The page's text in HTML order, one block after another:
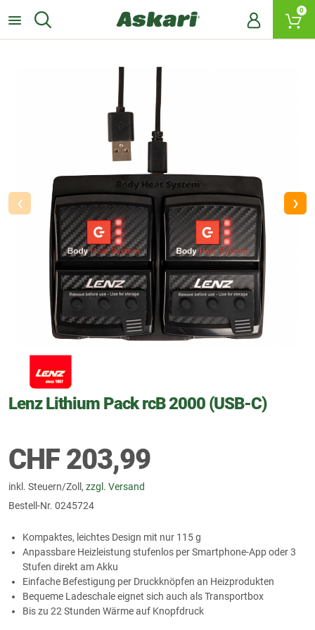
0
‹ ›
Lenz Lithium Pack rcB 2000 (USB-C)
CHF203,99
inkl. Steuern/Zoll, zzgl. Versand
Bestell-Nr. 0245724
Kompaktes, leichtes Design mit nur 115 g
Anpassbare Heizleistung stufenlos per Smartphone-App oder 3
Stufen direkt am Akku
Einfache Befestigung per Druckknöpfen an Heizprodukten
Bequeme Ladeschale eignet sich auch als Transportbox
Bis zu 22 Stunden Wärme auf Knopfdruck